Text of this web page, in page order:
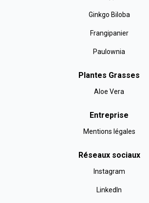
Ginkgo Biloba
Frangipanier
Paulownia
Plantes Grasses
Aloe Vera
Entreprise
Mentions légales
Réseaux sociaux
Instagram
LinkedIn